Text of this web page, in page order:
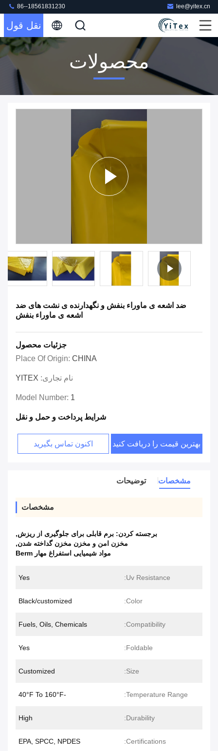
lee@yitex.cn
86--18561831230
نقل قول
محصولات
ضد اشعه ی ماوراء بنفش و نگهدارنده ی نشت های ضد
اشعه ی ماوراء بنفش
جزئیات محصول
Place Of Origin: CHINA
نام تجاری: YITEX
Model Number: 1
شرایط پرداخت و حمل و نقل
بهترین قیمت را دریافت کنید اکنون تماس بگیرید
مشخصات توضیحات
مشخصات
برجسته کردن: برم قابلی برای جلوگیری از ریزش,
مخزن امن و مخزن مخزن گداخته شدن,
مواد شیمیایی استفراغ مهار Berm
Uv Resistance:
Yes
Color:
Black/customized
Compatibility:
Fuels, Oils, Chemicals
Foldable:
Yes
Size:
Customized
Temperature Range:
-40°F To 160°F
Durability:
High
Certifications:
EPA, SPCC, NPDES